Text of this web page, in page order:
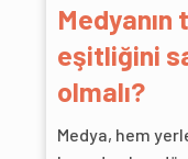
eşitliğini
olmalı?
Medya, hem